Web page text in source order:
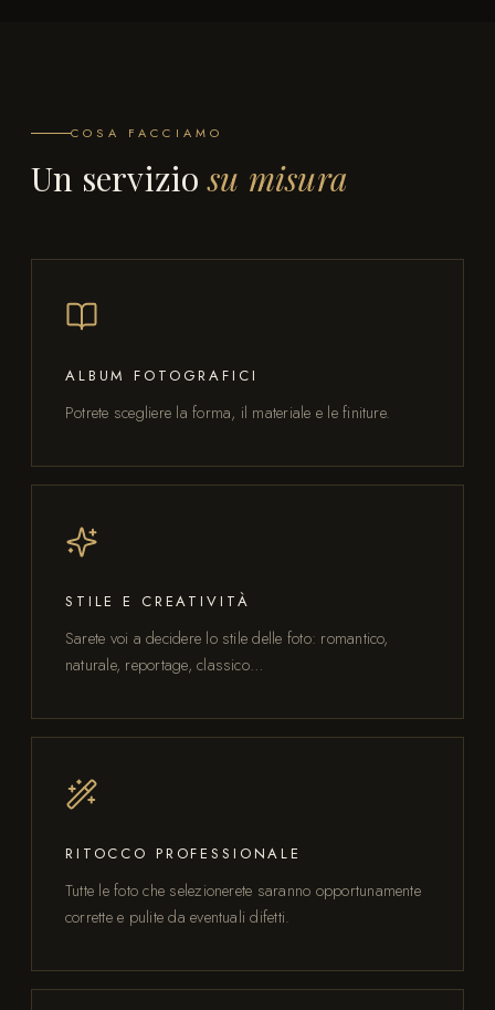
COSA FACCIAMO
Un serviziosu misura
ALBUM FOTOGRAFICI
Potrete scegliere la forma, il materiale e le finiture.
STILE E CREATIVITÀ
Sarete voi a decidere lo stile delle foto: romantico,
naturale, reportage, classico…
RITOCCO PROFESSIONALE
Tutte le foto che selezionerete saranno opportunamente
corrette e pulite da eventuali difetti.